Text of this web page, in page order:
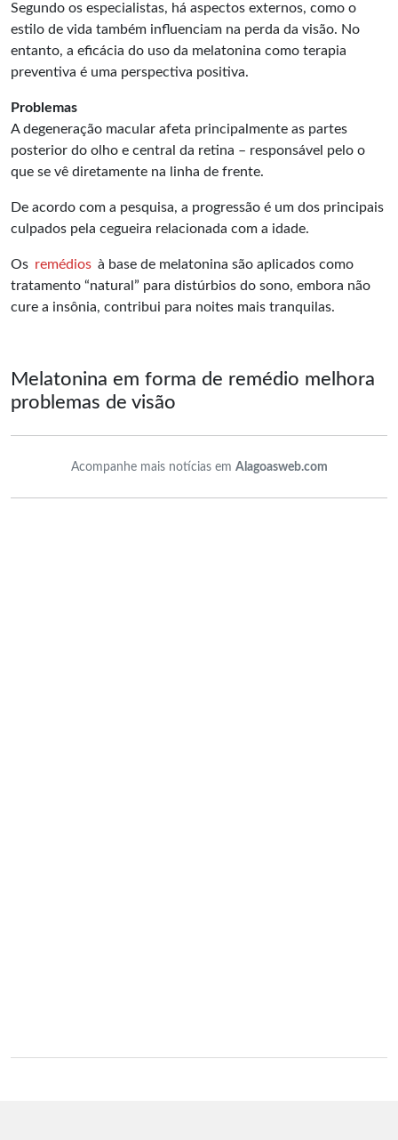
Segundo os especialistas, há aspectos externos, como o
estilo de vida também influenciam na perda da visão. No
entanto, a eficácia do uso da melatonina como terapia
preventiva é uma perspectiva positiva.
Problemas
A degeneração macular afeta principalmente as partes
posterior do olho e central da retina – responsável pelo o
que se vê diretamente na linha de frente.
De acordo com a pesquisa, a progressão é um dos principais
culpados pela cegueira relacionada com a idade.
Os remédios à base de melatonina são aplicados como
tratamento “natural” para distúrbios do sono, embora não
cure a insônia, contribui para noites mais tranquilas.
Melatonina em forma de remédio melhora
problemas de visão
Acompanhe mais notícias em Alagoasweb.com